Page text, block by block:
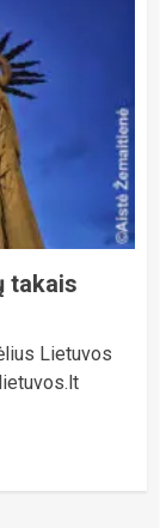
takais
Lietuvos